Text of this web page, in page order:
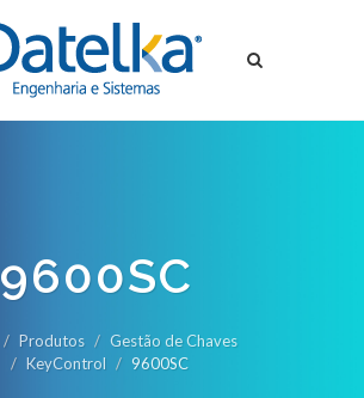
9600SC
Produtos
Gestão de Chaves
KeyControl
9600SC